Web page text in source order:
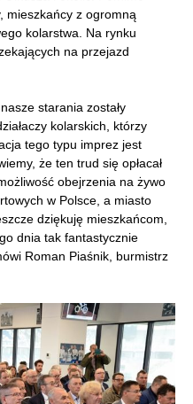
mieszkańcy z ogromną
kolarstwa. Na rynku
na przejazd
starania zostały
kolarskich, którzy
tego typu imprez jest
że ten trud się opłacał
obejrzenia na żywo
w Polsce, a miasto
dziękuję mieszkańcom,
dnia tak fantastycznie
Roman Piaśnik, burmistrz